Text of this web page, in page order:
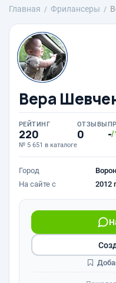
Главная Фрилансеры
Вера
РЕЙТИНГ
220
№ 5 651 в каталоге
ОТЗЫВЫ
0 -/
Город
На сайте с
2012